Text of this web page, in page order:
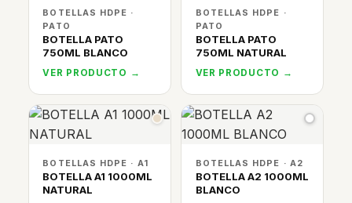
BOTELLAS HDPE ·
PATO
BOTELLA PATO
750ML BLANCO
VER PRODUCTO →
BOTELLAS HDPE ·
PATO
BOTELLA PATO
750ML NATURAL
VER PRODUCTO →
BOTELLAS HDPE · A1
BOTELLA A1 1000ML
NATURAL
BOTELLAS HDPE · A2
BOTELLA A2 1000ML
BLANCO